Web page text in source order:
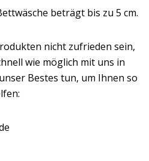
beträgt bis zu 5 cm.
nicht zufrieden sein,
wie möglich mit uns in
Bestes tun, um Ihnen so